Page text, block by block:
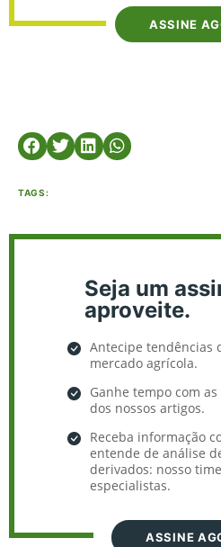
ASSINE
TAGS:
Seja um
aproveite.
Antecipe tendências
mercado agrícola.
Ganhe tempo com
dos nossos artigos.
Receba informação
entende de análise
derivados: nosso
especialistas.
ASSINE